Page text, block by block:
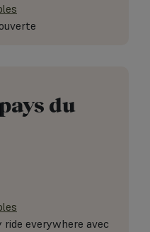
du
ride everywhere avec